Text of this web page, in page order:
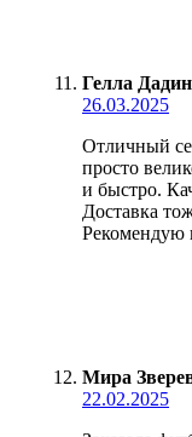
Гелла
26.03.2025
Отличный
просто
и быстро.
Доставка
Рекомендую
Мира
22.02.2025